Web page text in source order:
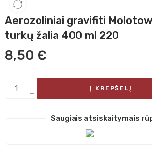
Aerozoliniai gravifiti Molotow
turkų žalia 400 ml 220
8,50 €
Į KREPŠELĮ
Saugiais atsiskaitymais